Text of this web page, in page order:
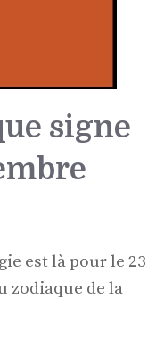
signe
est là pour le 23
zodiaque de la